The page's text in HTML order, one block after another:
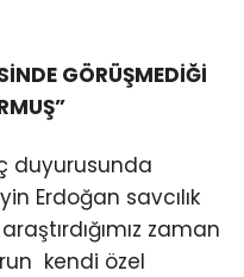
GÖRÜŞMEDİĞİ
duyurusunda
Erdoğan savcılık
zaman
kendi özel